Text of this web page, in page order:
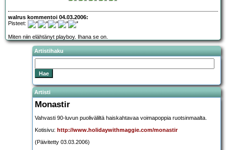
walrus kommentoi 04.03.2006:
Pisteet:
Miten niin elähtänyt playboy. Ihana se on.
Artistihaku
Artisti
Monastir
Vahvasti 90-luvun puoliväliltä haiskahtavaa voimapoppia ruotsinmaalta.
Kotisivu: http://www.holidaywithmaggie.com/monastir
(Päivitetty 03.03.2006)